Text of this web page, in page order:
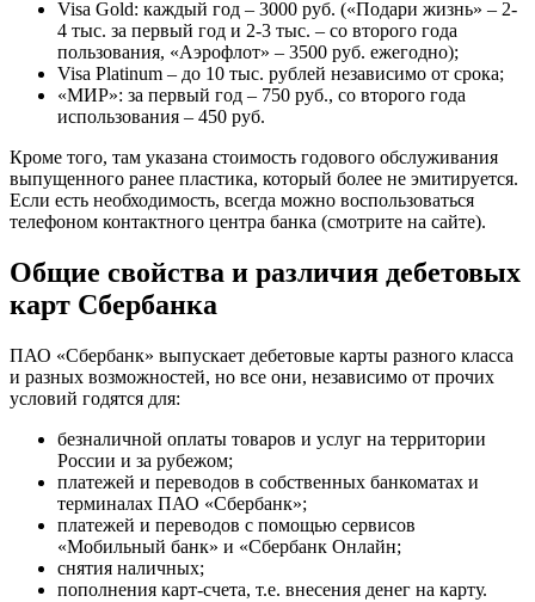
Visa Gold: каждый год – 3000 руб. («Подари жизнь» – 2-
4 тыс. за первый год и 2-3 тыс. – со второго года
пользования, «Аэрофлот» – 3500 руб. ежегодно);
Visa Platinum – до 10 тыс. рублей независимо от срока;
«МИР»: за первый год – 750 руб., со второго года
использования – 450 руб.
Кроме того, там указана стоимость годового обслуживания
выпущенного ранее пластика, который более не эмитируется.
Если есть необходимость, всегда можно воспользоваться
телефоном контактного центра банка (смотрите на сайте).
Общие свойства и различия дебетовых
карт Сбербанка
ПАО «Сбербанк» выпускает дебетовые карты разного класса
и разных возможностей, но все они, независимо от прочих
условий годятся для:
безналичной оплаты товаров и услуг на территории
России и за рубежом;
платежей и переводов в собственных банкоматах и
терминалах ПАО «Сбербанк»;
платежей и переводов с помощью сервисов
«Мобильный банк» и «Сбербанк Онлайн;
снятия наличных;
пополнения карт-счета, т.е. внесения денег на карту.